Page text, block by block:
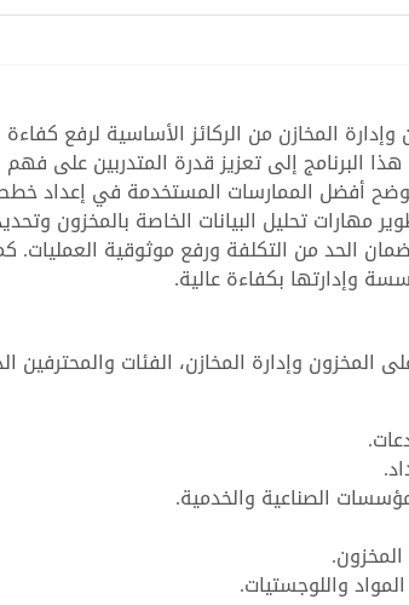
المخازن من الركائز الأساسية لرفع
البرنامج إلى تعزيز قدرة المتدربين على فهم
يوضح أفضل الممارسات المستخدمة في إعداد
مهارات تحليل البيانات الخاصة بالمخزون
الحد من التكلفة ورفع موثوقية العمليات.
وإدارتها بكفاءة عالية.
وإدارة المخازن، الفئات والمحترفين
الصناعية والخدمية.
واللوجستيات.